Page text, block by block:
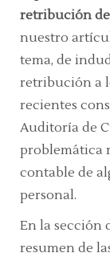
retribución
nuestro
tema, de
retribución a
recientes
Auditoría de
problemática
contable de
personal.
En la sección
resumen de